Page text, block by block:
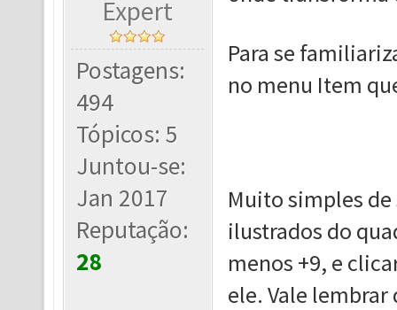
Expert
Postagens:
494
Tópicos: 5
Juntou-se:
Jan 2017
Reputação:
28
Para se
no menu Item
Muito simples
ilustrados do
menos +9, e
ele. Vale